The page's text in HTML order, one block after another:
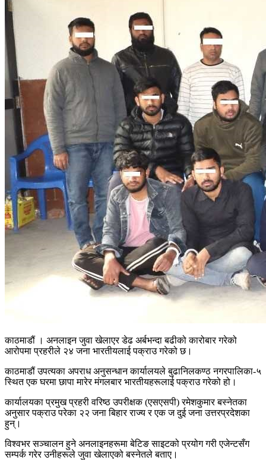
काठमाडौं । अनलाइन जुवा खेलाएर डेढ अर्बभन्दा बढीको कारोबार गरेको
आरोपमा प्रहरीले २४ जना भारतीयलाई पक्राउ गरेको छ।
काठमाडौं उपत्यका अपराध अनुसन्धान कार्यालयले बुढानिलकण्ठ नगरपालिका-५
स्थित एक घरमा छापा मारेर मंगलबार भारतीयहरूलाई पक्राउ गरेको हो।
कार्यालयका प्रमुख प्रहरी वरिष्ठ उपरीक्षक (एसएसपी) रमेशकुमार बस्नेतका
अनुसार पक्राउ परेका २२ जना बिहार राज्य र एक ज दुई जना उत्तरप्रदेशका
हुन्।
विश्वभर सञ्चालन हुने अनलाइनहरूमा बेटिङ साइटको प्रयोग गरी एजेन्टसँग
सम्पर्क गरेर उनीहरूले जुवा खेलाएको बस्नेतले बताए।